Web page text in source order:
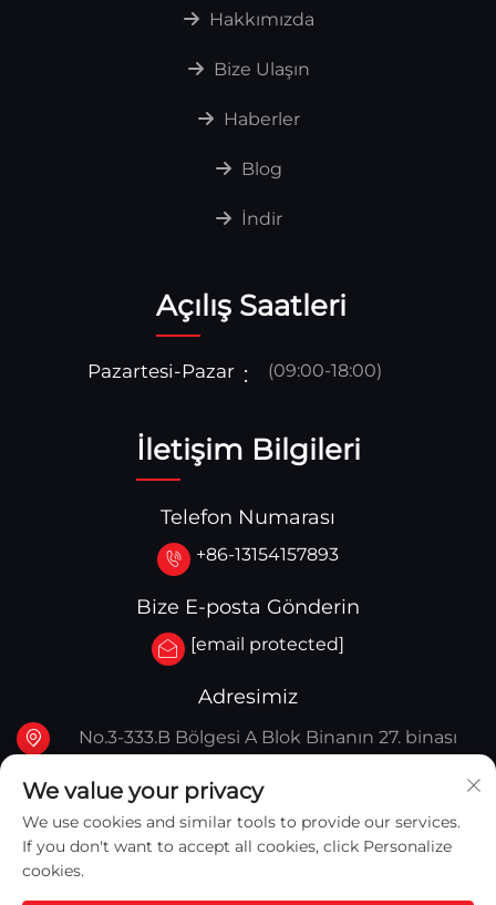
Hakkımızda
Bize Ulaşın
Haberler
Blog
İndir
Açılış Saatleri
Pazartesi-Pazar (09:00-18:00)
İletişim Bilgileri
Telefon Numarası
+86-13154157893
Bize E-posta Gönderin
[email protected]
Adresimiz
No.3-333.B Bölgesi A Blok Binanın 27. binası
Yingkou, Çin
We value your privacy
We use cookies and similar tools to provide our services.
If you don't want to accept all cookies, click Personalize
cookies.